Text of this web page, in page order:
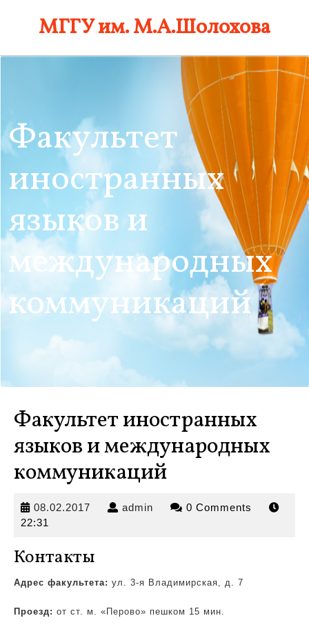
МГГУ им. М.А.Шолохова
Факультет
иностранных
языков и
международных
коммуникаций
Факультет иностранных
языков и международных
коммуникаций
08.02.2017 08.02.2017
admin admin 0 Comments
22:31
Контакты
Адрес факультета: ул. 3-я Владимирская, д. 7
Проезд: от ст. м. «Перово» пешком 15 мин.